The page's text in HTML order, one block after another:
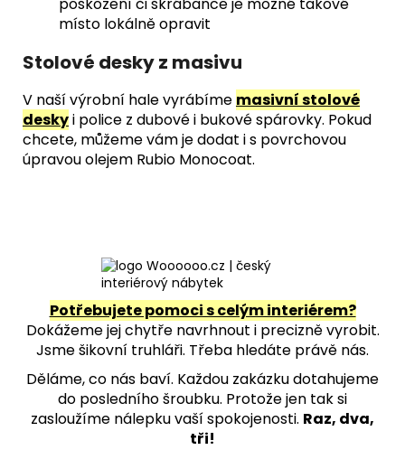
místo lokálně opravit
Stolové desky z masivu
V naší výrobní hale vyrábíme masivní stolové
deskyi police z dubové i bukové spárovky. Pokud
chcete, můžeme vám je dodat i s povrchovou
úpravou olejem Rubio Monocoat.
Potřebujete pomoci s celým interiérem?
Dokážeme jej chytře navrhnout i precizně vyrobit.
Jsme šikovní truhláři. Třeba hledáte právě nás.
Děláme, co nás baví. Každou zakázku dotahujeme
do posledního šroubku. Protože jen tak si
zasloužíme nálepku vaší spokojenosti. Raz, dva,
tři!